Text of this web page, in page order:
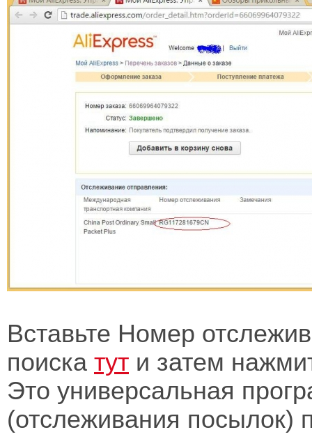
Вставьте Номер
поиска тут и затем
Это универсальная
(отслеживания посылок)